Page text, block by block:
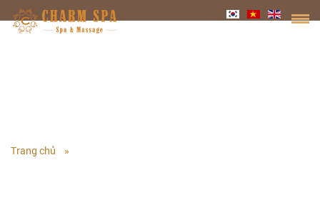
Trang chủ